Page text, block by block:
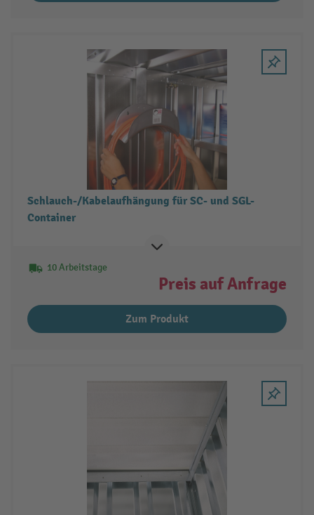
Schlauch-/Kabelaufhängung für SC- und SGL-
Container
10 Arbeitstage
Preis auf Anfrage
Zum Produkt